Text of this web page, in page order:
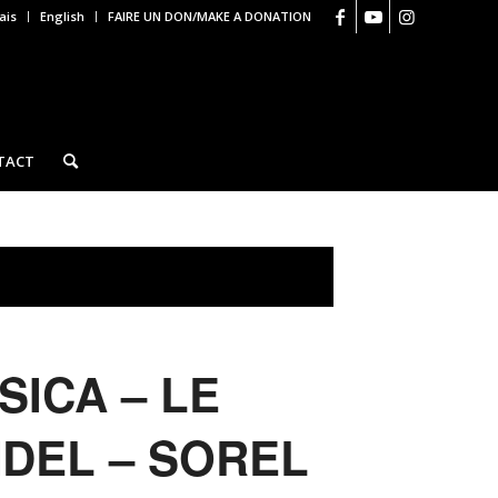
English FAIRE UN DON/MAKE A DONATION
– LE
– SOREL